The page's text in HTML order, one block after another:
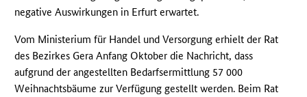
negative Auswirkungen in Erfurt erwartet.
Vom Ministerium für Handel und Versorgung erhielt der Rat
des Bezirkes Gera Anfang Oktober die Nachricht, dass
aufgrund der angestellten Bedarfsermittlung 57 000
Weihnachtsbäume zur Verfügung gestellt werden. Beim Rat